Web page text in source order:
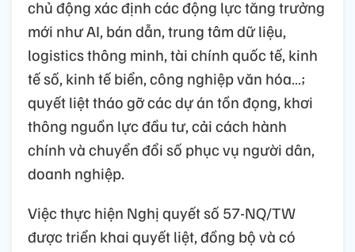
chủ động xác định các động lực tăng trưởng
mới như AI, bán dẫn, trung tâm dữ liệu,
logistics thông minh, tài chính quốc tế, kinh
tế số, kinh tế biển, công nghiệp văn hóa…;
quyết liệt tháo gỡ các dự án tồn đọng, khơi
thông nguồn lực đầu tư, cải cách hành
chính và chuyển đổi số phục vụ người dân,
doanh nghiệp.
Việc thực hiện Nghị quyết số 57-NQ/TW
được triển khai quyết liệt, đồng bộ và có